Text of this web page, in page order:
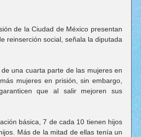
de la Ciudad de México presentan
reinserción social, señala la diputada
una cuarta parte de las mujeres en
mujeres en prisión, sin embargo,
que al salir mejoren sus
básica, 7 de cada 10 tienen hijos
Más de la mitad de ellas tenía un